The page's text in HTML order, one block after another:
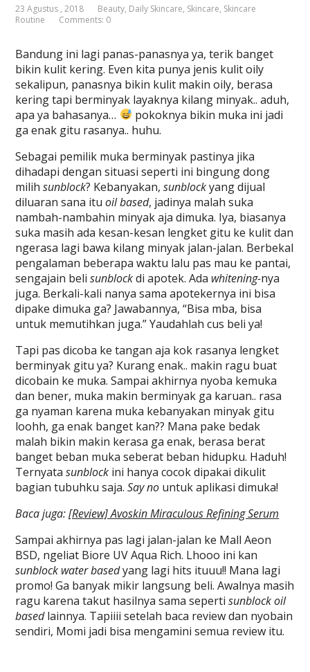
23 Agustus , 2018 Beauty, Daily Skincare, Skincare, Skincare
Routine
Comments: 0
Bandung ini lagi panas-panasnya ya, terik banget
bikin kulit kering. Even kita punya jenis kulit oily
sekalipun, panasnya bikin kulit makin oily, berasa
kering tapi berminyak layaknya kilang minyak.. aduh,
apa ya bahasanya…
pokoknya bikin muka ini jadi
ga enak gitu rasanya.. huhu.
Sebagai pemilik muka berminyak pastinya jika
dihadapi dengan situasi seperti ini bingung dong
milihsunblock? Kebanyakan,sunblockyang dijual
diluaran sana ituoil based, jadinya malah suka
nambah-nambahin minyak aja dimuka. Iya, biasanya
suka masih ada kesan-kesan lengket gitu ke kulit dan
ngerasa lagi bawa kilang minyak jalan-jalan. Berbekal
pengalaman beberapa waktu lalu pas mau ke pantai,
sengajain belisunblockdi apotek. Ada whitening-nya
juga. Berkali-kali nanya sama apotekernya ini bisa
dipake dimuka ga? Jawabannya, “Bisa mba, bisa
untuk memutihkan juga.” Yaudahlah cus beli ya!
Tapi pas dicoba ke tangan aja kok rasanya lengket
berminyak gitu ya? Kurang enak.. makin ragu buat
dicobain ke muka. Sampai akhirnya nyoba kemuka
dan bener, muka makin berminyak ga karuan.. rasa
ga nyaman karena muka kebanyakan minyak gitu
loohh, ga enak banget kan?? Mana pake bedak
malah bikin makin kerasa ga enak, berasa berat
banget beban muka seberat beban hidupku. Haduh!
Ternyatasunblock ini hanya cocok dipakai dikulit
bagian tubuhku saja.Say no untuk aplikasi dimuka!
Baca juga:[Review] Avoskin Miraculous Refining Serum
Sampai akhirnya pas lagi jalan-jalan ke Mall Aeon
BSD, ngeliat Biore UV Aqua Rich. Lhooo ini kan
sunblock water basedyang lagi hits ituuu!! Mana lagi
promo! Ga banyak mikir langsung beli. Awalnya masih
ragu karena takut hasilnya sama sepertisunblock oil
basedlainnya. Tapiiii setelah baca review dan nyobain
sendiri, Momi jadi bisa mengamini semua review itu.